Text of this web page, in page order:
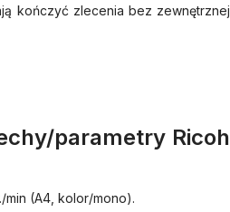
kończyć zlecenia bez zewnętrznej
parametry Ricoh
min (A4, kolor/mono).